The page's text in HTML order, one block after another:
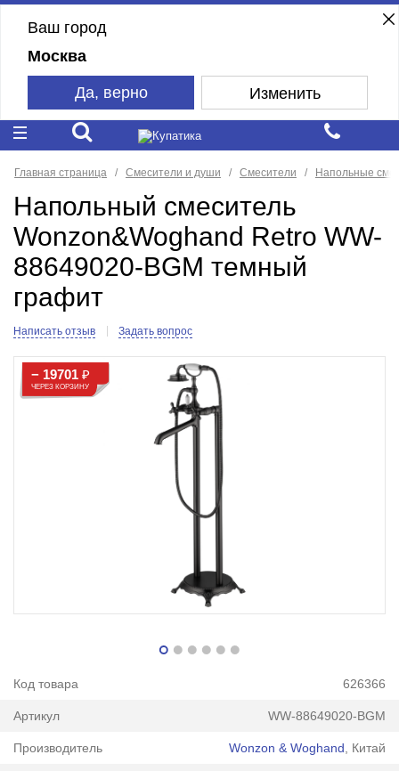
Ваш город
Москва
Да, верно Изменить
Главная страница Смесители и души Смесители Напольные
Напольный смеситель
Wonzon&Woghand Retro WW-
88649020-BGM темный
графит
Написать отзыв Задать вопрос
− 19701₽
ЧЕРЕЗ КОРЗИНУ
Код товара 626366
Артикул WW-88649020-BGM
Производитель Wonzon & Woghand , Китай